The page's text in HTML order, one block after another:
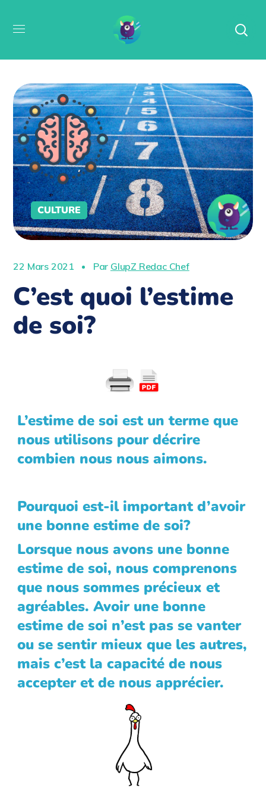
CULTURE
22 Mars 2021 Par GlupZ Redac Chef
C’est quoi l’estime
de soi?
L’estime de soi est un terme que
nous utilisons pour décrire
combien nous nous aimons.
heading
Pourquoi est-il important d’avoir
une bonne estime de soi?
Lorsque nous avons une bonne
estime de soi, nous comprenons
que nous sommes précieux et
agréables. Avoir une bonne
estime de soi n’est pas se vanter
ou se sentir mieux que les autres,
mais c’est la capacité de nous
accepter et de nous apprécier.